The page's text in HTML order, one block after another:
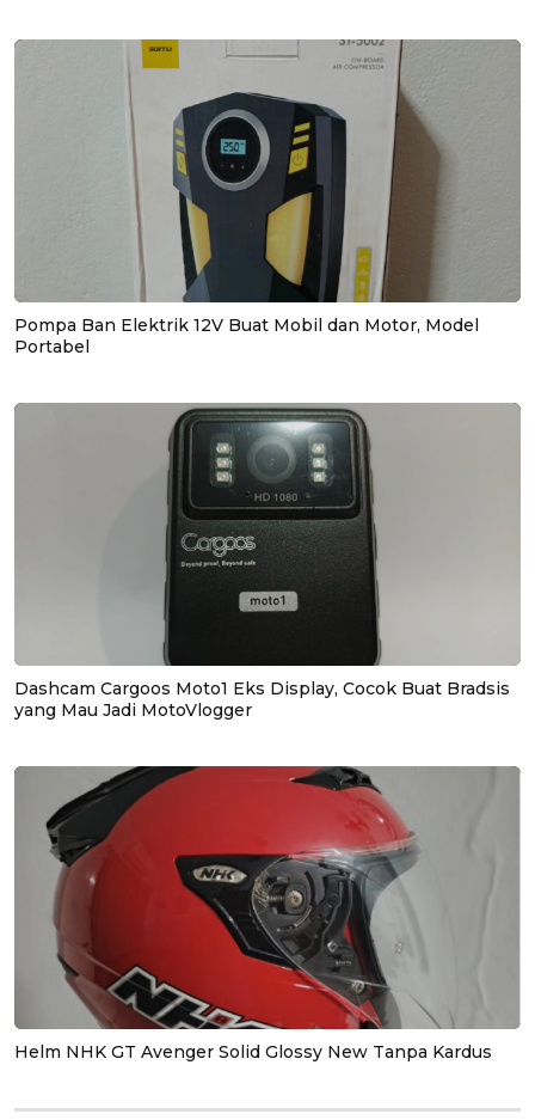
Pompa Ban Elektrik 12V Buat Mobil dan Motor, Model
Portabel
Dashcam Cargoos Moto1 Eks Display, Cocok Buat Bradsis
yang Mau Jadi MotoVlogger
Helm NHK GT Avenger Solid Glossy New Tanpa Kardus